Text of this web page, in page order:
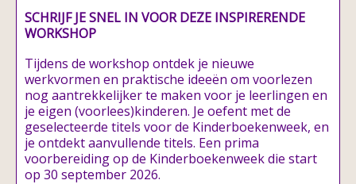
SCHRIJF JE SNEL IN VOOR DEZE INSPIRERENDE
WORKSHOP
Tijdens de workshop ontdek je nieuwe
werkvormen en praktische ideeën om voorlezen
nog aantrekkelijker te maken voor je leerlingen en
je eigen (voorlees)kinderen. Je oefent met de
geselecteerde titels voor de Kinderboekenweek, en
je ontdekt aanvullende titels. Een prima
voorbereiding op de Kinderboekenweek die start
op 30 september 2026.